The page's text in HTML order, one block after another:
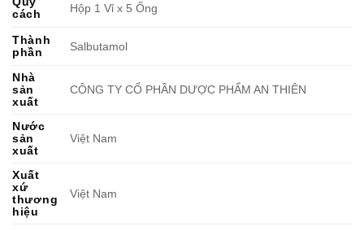
cách
Hộp 1 Vỉ x 5 Ống
Thành
phần
Salbutamol
Nhà
sản
xuất
CÔNG TY CỔ PHẦN DƯỢC PHẨM AN THIÊN
Nước
sản
xuất
Việt Nam
Xuất
xứ
thương
hiệu
Việt Nam